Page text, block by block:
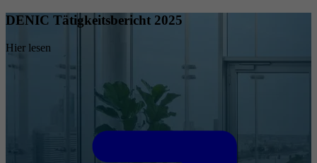
DENIC Tätigkeitsbericht 2025
Hier lesen